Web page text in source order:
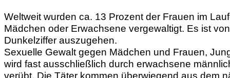
Weltweit wurden ca. 13 Prozent der Frauen im
Mädchen oder Erwachsene vergewaltigt. Es ist
Dunkelziffer auszugehen.
Sexuelle Gewalt gegen Mädchen und Frauen,
wird fast ausschließlich durch erwachsene
verübt. Die Täter kommen überwiegend aus dem